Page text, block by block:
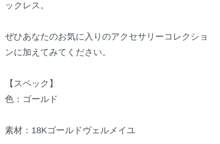
ックレス。
ぜひあなたのお気に入りのアクセサリーコレクショ
ンに加えてみてください。
【スペック】
色：ゴールド
素材：18Kゴールドヴェルメイユ